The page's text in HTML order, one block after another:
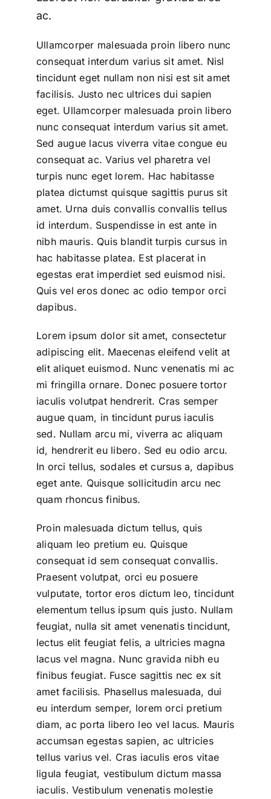
ac.
Ullamcorper malesuada proin libero nunc
consequat interdum varius sit amet. Nisl
tincidunt eget nullam non nisi est sit amet
facilisis. Justo nec ultrices dui sapien
eget. Ullamcorper malesuada proin libero
nunc consequat interdum varius sit amet.
Sed augue lacus viverra vitae congue eu
consequat ac. Varius vel pharetra vel
turpis nunc eget lorem. Hac habitasse
platea dictumst quisque sagittis purus sit
amet. Urna duis convallis convallis tellus
id interdum. Suspendisse in est ante in
nibh mauris. Quis blandit turpis cursus in
hac habitasse platea. Est placerat in
egestas erat imperdiet sed euismod nisi.
Quis vel eros donec ac odio tempor orci
dapibus.
Lorem ipsum dolor sit amet, consectetur
adipiscing elit. Maecenas eleifend velit at
elit aliquet euismod. Nunc venenatis mi ac
mi fringilla ornare. Donec posuere tortor
iaculis volutpat hendrerit. Cras semper
augue quam, in tincidunt purus iaculis
sed. Nullam arcu mi, viverra ac aliquam
id, hendrerit eu libero. Sed eu odio arcu.
In orci tellus, sodales et cursus a, dapibus
eget ante. Quisque sollicitudin arcu nec
quam rhoncus finibus.
Proin malesuada dictum tellus, quis
aliquam leo pretium eu. Quisque
consequat id sem consequat convallis.
Praesent volutpat, orci eu posuere
vulputate, tortor eros dictum leo, tincidunt
elementum tellus ipsum quis justo. Nullam
feugiat, nulla sit amet venenatis tincidunt,
lectus elit feugiat felis, a ultricies magna
lacus vel magna. Nunc gravida nibh eu
finibus feugiat. Fusce sagittis nec ex sit
amet facilisis. Phasellus malesuada, dui
eu interdum semper, lorem orci pretium
diam, ac porta libero leo vel lacus. Mauris
accumsan egestas sapien, ac ultricies
tellus varius vel. Cras iaculis eros vitae
ligula feugiat, vestibulum dictum massa
iaculis. Vestibulum venenatis molestie